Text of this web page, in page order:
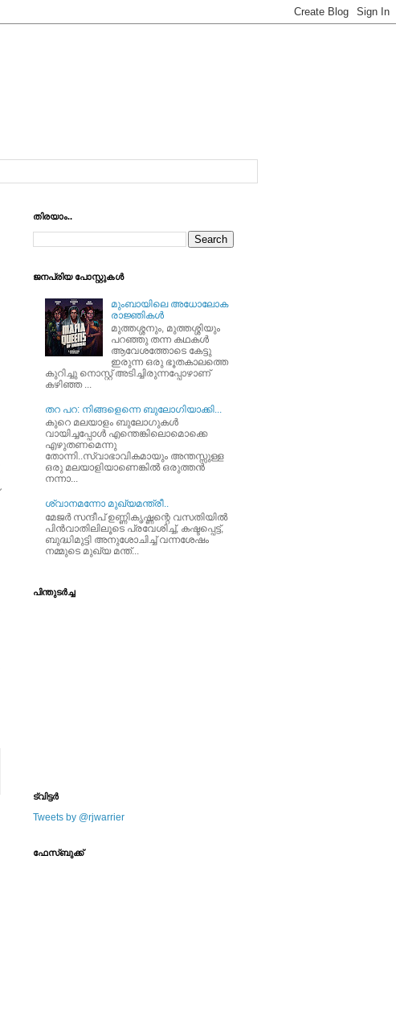
തിരയാം..
ജനപ്രിയ പോസ്റ്റുകള്‍
മുംബായിലെ അധോലോക
രാജ്ഞികള്‍
മുത്തശ്ശനും, മുത്തശ്ശിയും
പറഞ്ഞു തന്ന കഥകള്‍
ആവേശത്തോടെ കേട്ടു
ഇരുന്ന ഒരു ഭൂതകാലത്തെ
കുറിച്ചു നൊസ്റ്റ് അടിച്ചിരുന്നപ്പോഴാണ്
കഴിഞ്ഞ ...
തറ പറ: നിങ്ങളെന്നെ ബുലോഗിയാക്കി...
കുറെ മലയാളം ബുലോഗുകള്‍
വായിച്ചപ്പോള്‍ എന്തെങ്കിലൊമൊക്കെ
എഴുതണമെന്നു
തോന്നി..സ്വാഭാവികമായും അന്തസ്സുള്ള
ഒരു മലയാളിയാണെങ്കില്‍ ഒരുത്തന്‍
നന്നാ...
ശ്വാനമന്നോ മുഖ്യമന്ത്രീ..
മേജര്‍ സന്ദീപ്‌ ഉണ്ണികൃഷ്ണന്റെ വസതിയില്‍
പിന്‍വാതിലിലൂടെ പ്രവേശിച്ച്‌, കഷ്ടപ്പെട്ട്‌,
ബുദ്ധിമുട്ടി അനുശോചിച്ച്‌ വന്നശേഷം
നമ്മുടെ മുഖ്യ മന്ത്...
പിന്തുടര്‍ച്ച
ട്വിട്ടര്‍
Tweets by @rjwarrier
ഫേസ്ബുക്ക്